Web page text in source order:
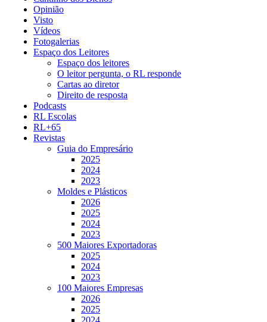
Opinião
Visto
Vídeos
Fotogalerias
Espaço dos Leitores
Espaço dos leitores
O leitor pergunta, o RL responde
Cartas ao diretor
Direito de resposta
Podcasts
RL Escolas
RL+65
Revistas
Guia do Empresário
2025
2024
2023
Moldes e Plásticos
2026
2025
2024
2023
500 Maiores Exportadoras
2025
2024
2023
100 Maiores Empresas
2026
2025
2024